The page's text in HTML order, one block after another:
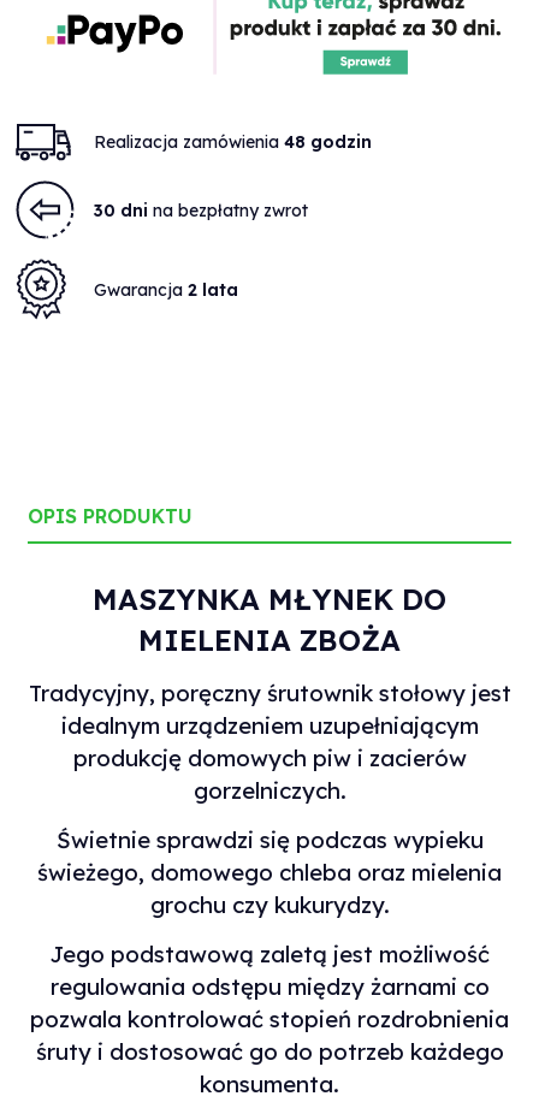
Realizacja zamówienia 48 godzin
30 dni na bezpłatny zwrot
Gwarancja 2 lata
OPIS PRODUKTU
MASZYNKA MŁYNEK DO
MIELENIA ZBOŻA
Tradycyjny, poręczny śrutownik stołowy jest
idealnym urządzeniem uzupełniającym
produkcję domowych piw i zacierów
gorzelniczych.
Świetnie sprawdzi się podczas wypieku
świeżego, domowego chleba oraz mielenia
grochu czy kukurydzy.
Jego podstawową zaletą jest możliwość
regulowania odstępu między żarnami co
pozwala kontrolować stopień rozdrobnienia
śruty i dostosować go do potrzeb każdego
konsumenta.